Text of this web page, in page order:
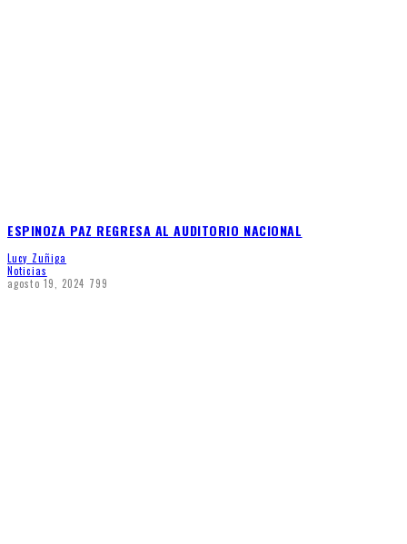
ESPINOZA PAZ REGRESA AL AUDITORIO NACIONAL
Lucy Zuñiga
Noticias
agosto 19, 2024 799